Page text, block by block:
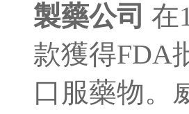
製藥公司 在
款獲得FDA
口服藥物。